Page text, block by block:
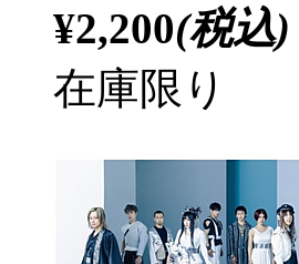
¥2,200(税込)
在庫限り